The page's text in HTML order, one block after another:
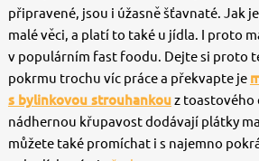
připravené, jsou i úžasně šťavnaté. Jak
malé věci, a platí to také u jídla. I proto
v populárním fast foodu. Dejte si proto
pokrmu trochu víc práce a překvapte je
s bylinkovou strouhankouz toastového
nádhernou křupavost dodávají plátky
můžete také promíchat i s najemno